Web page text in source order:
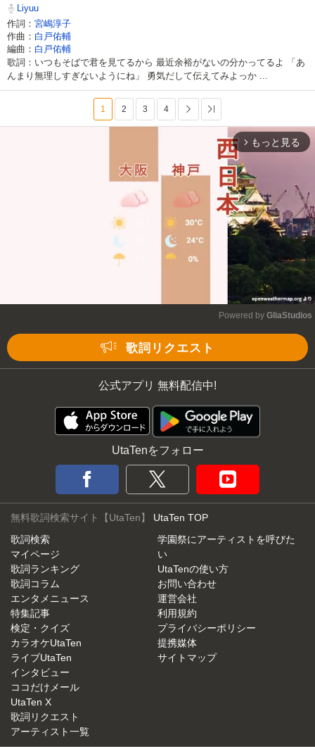
Liyuu
作詞： 宮嶋淳子
作曲： 白戸佑輔
編曲： 白戸佑輔
歌詞：いつもそばで君を見てるから 最近余裕がないの分かってるよ 「あ
んまり無理しすぎないようにね」 勇気だして伝えてみよっか ...
1 2 3 4 次へ
arrow_forward_ios もっと見る
Powered by GliaStudios
歌詞リクエスト
公式アプリ 無料配信中!
UtaTenをフォロー
無料歌詞検索サイト【UtaTen】 UtaTen TOP
歌詞検索
マイページ
歌詞ランキング
歌詞コラム
エンタメニュース
特集記事
検定・クイズ
カラオケUtaTen
ライブUtaTen
インタビュー
ココだけメール
UtaTen X
歌詞リクエスト
アーティスト一覧
学園祭にアーティストを呼びた
い
UtaTenの使い方
お問い合わせ
運営会社
利用規約
プライバシーポリシー
提携媒体
サイトマップ